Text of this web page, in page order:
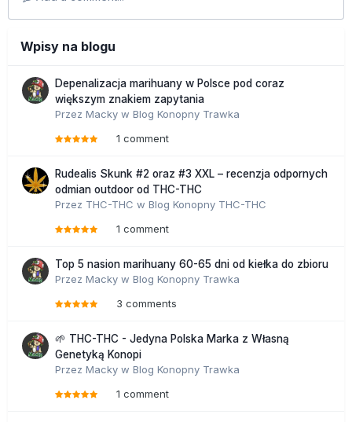
Wpisy na blogu
Depenalizacja marihuany w Polsce pod coraz
większym znakiem zapytania
Przez Macky w Blog Konopny Trawka
1 comment
Rudealis Skunk #2 oraz #3 XXL – recenzja odpornych
odmian outdoor od THC-THC
Przez THC-THC w Blog Konopny THC-THC
1 comment
Top 5 nasion marihuany 60-65 dni od kiełka do zbioru
Przez Macky w Blog Konopny Trawka
3 comments
🌱 THC-THC - Jedyna Polska Marka z Własną
Genetyką Konopi
Przez Macky w Blog Konopny Trawka
1 comment